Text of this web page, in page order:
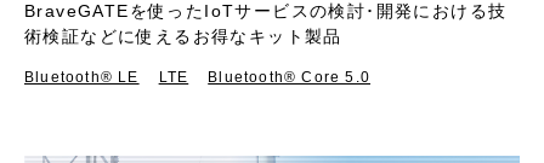
BraveGATEを使ったIoTサービスの検討･開発における技
術検証などに使えるお得なキット製品
Bluetooth®︎ LE LTE Bluetooth® Core 5.0